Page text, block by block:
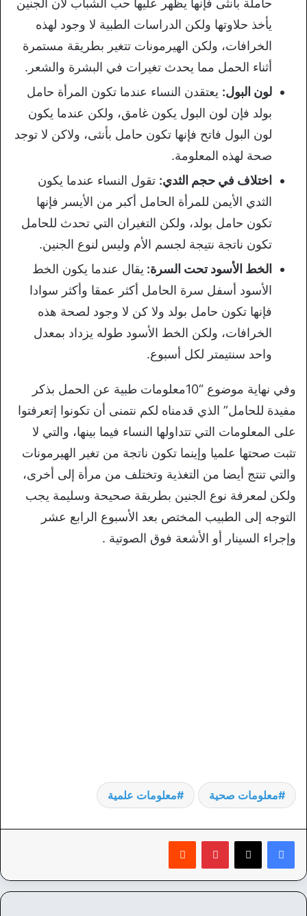
حاملة بأنثى فإنها يظهر عليها حب الشباب لأن الجنين
يأخذ حلاوتها ولكن الدراسات الطبية لا وجود لهذه
الخرافات، ولكن الهيرمونات تتغير بطريقة مستمرة
أثناء الحمل مما يحدث تغيرات في البشرة والشعر.
لون البول: يعتقدن النساء عندما تكون المرأة حامل
بولد فإن لون البول يكون غامق، ولكن عندما يكون
لون البول فاتح فإنها تكون حامل بأنثى، ولاكن لا توجد
صحة لهذه المعلومة.
اختلاف في حجم الثدي: تقول النساء عندما يكون
الثدي الأيمن للمرأة الحامل أكبر من الأيسر فإنها
تكون حامل بولد، ولكن التغيران التي تحدث للحامل
تكون ناتجة نتيجة لجسم الأم وليس لنوع الجنين.
الخط الأسود تحت السرة: يقال عندما يكون الخط
الأسود أسفل سرة الحامل أكثر عمقا وأكثر سوادا
فإنها تكون حامل بولد ولا كن لا وجود لصحة هذه
الخرافات، ولكن الخط الأسود طوله يزداد بمعدل
واحد سنتيمتر لكل أسبوع.
وفي نهاية موضوع “10معلومات طبية عن الحمل بذكر
مفيدة للحامل” الذي قدمناه لكم نتمنى أن تكونوا إتعرفتوا
على المعلومات التي تتداولها النساء فيما بينها، والتي لا
تثبت صحتها علميا وإينما تكون ناتجة من تغير الهيرمونات
والتي تنتج أيضا من التغذية وتختلف من مرأة إلى أخرى،
ولكن لمعرفة نوع الجنين بطريقة صحيحة وسليمة يجب
التوجه إلى الطبيب المختص بعد الأسبوع الرابع عشر
وإجراء السينار أو الأشعة فوق الصوتية .
معلومات صحية معلومات علمية
بينتيريست